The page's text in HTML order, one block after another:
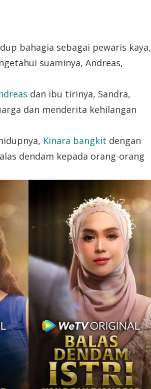
bahagia sebagai pewaris kaya,
suaminya, Andreas,
dan ibu tirinya, Sandra,
dan menderita kehilangan
Kinara bangkit dengan
dendam kepada orang-orang